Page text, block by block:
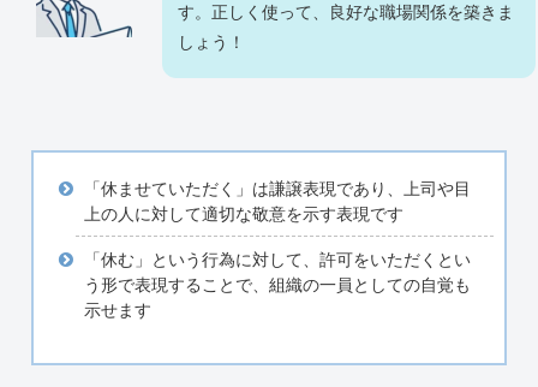
す。正しく使って、良好な職場関係を築きま
しょう！
「休ませていただく」は謙譲表現であり、上司や目
上の人に対して適切な敬意を示す表現です
「休む」という行為に対して、許可をいただくとい
う形で表現することで、組織の一員としての自覚も
示せます